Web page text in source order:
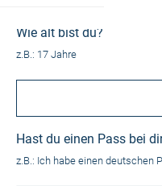
Wie alt bist du?
z.B.: 17 Jahre
Hast du einen Pass bei
z.B.: Ich habe einen deutschen